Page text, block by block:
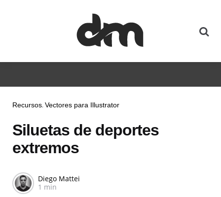
Recursos Vectores para Illustrator
Siluetas de deportes
extremos
Diego Mattei
1 min